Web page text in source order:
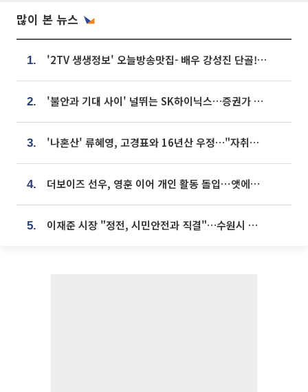
많이 본 뉴스
1. '2TV 생생정보' 오늘방송맛집- 배우 강성진 단골! 쌀국수ㆍ푸팟퐁 커리 맛집 '블○○○'
2. '불안과 기대 사이' 널뛰는 SK하이닉스…증권가 "HBM4·LTA 기반 펀터멘털 견고"
3. '나혼산' 류혜영, 고경표와 16년산 우정…"자취방서 부모님과 마주쳐"
4. 더보이즈 선우, 영훈 이어 개인 활동 돌입⋯앳에어리어와 전속계약
5. 이재준 시장 "정전, 시민안전과 직결"…수원시 비상대응체계 가동